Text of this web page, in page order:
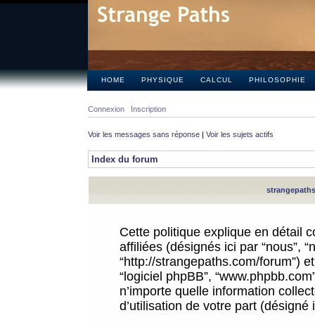
HOME PHYSIQUE CALCUL PHILOSOPHIE
Connexion Inscription
Voir les messages sans réponse | Voir les sujets actifs
Index du forum
Cette politique explique en détail
affiliées (désignés ici par “nous”,
“http://strangepaths.com/forum”)
“logiciel phpBB”,
n’importe quelle information
d’utilisation de votre part (désigné